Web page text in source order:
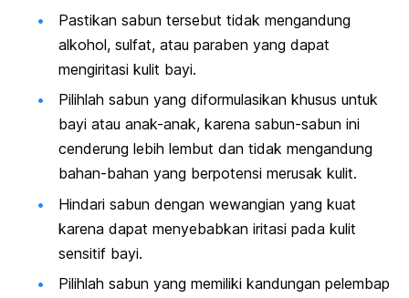
Pastikan sabun tersebut tidak mengandung
alkohol, sulfat, atau paraben yang dapat
mengiritasi kulit bayi.
Pilihlah sabun yang diformulasikan khusus untuk
bayi atau anak-anak, karena sabun-sabun ini
cenderung lebih lembut dan tidak mengandung
bahan-bahan yang berpotensi merusak kulit.
Hindari sabun dengan wewangian yang kuat
karena dapat menyebabkan iritasi pada kulit
sensitif bayi.
Pilihlah sabun yang memiliki kandungan pelembap